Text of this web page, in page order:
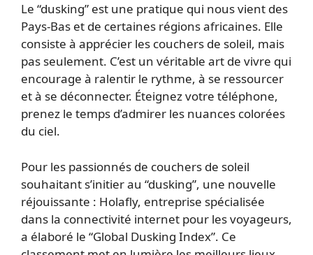
Le “dusking” est une pratique qui nous vient des
Pays-Bas et de certaines régions africaines. Elle
consiste à apprécier les couchers de soleil, mais
pas seulement. C’est un véritable art de vivre qui
encourage à ralentir le rythme, à se ressourcer
et à se déconnecter. Éteignez votre téléphone,
prenez le temps d’admirer les nuances colorées
du ciel.
Pour les passionnés de couchers de soleil
souhaitant s’initier au “dusking”, une nouvelle
réjouissante : Holafly, entreprise spécialisée
dans la connectivité internet pour les voyageurs,
a élaboré le “Global Dusking Index”. Ce